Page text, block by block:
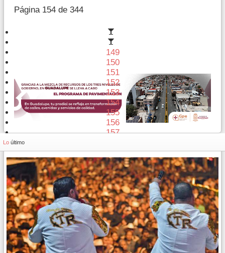
Página 154 de 344
149
150
151
152
153
154
155
156
157
Lo último